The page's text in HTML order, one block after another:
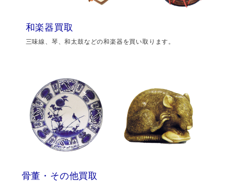
和楽器買取
三味線、琴、和太鼓などの和楽器を買い取ります。
骨董・その他買取